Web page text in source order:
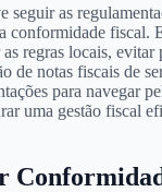
seguir as
conformidade fiscal.
regras locais, evitar
de notas fiscais de
para navegar
uma gestão fiscal